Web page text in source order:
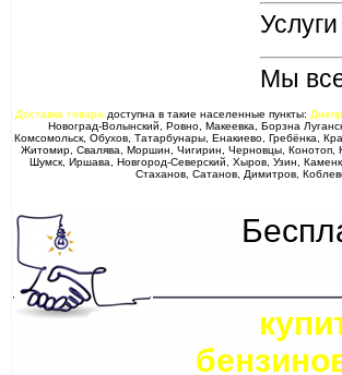
Мы
Доставка товара доступна в такие населенные пункты:
Новоград-Волынский, Ровно, Макеевка, Борзна
Комсомольск, Обухов, Татарбунары, Енакиево, Гребёнка,
Житомир, Свалява, Моршин, Чигирин, Черновцы, Конотоп,
Шумск, Иршава, Новгород-Северский, Хыров, Узин,
Стаханов, Сатанов, Димитров,